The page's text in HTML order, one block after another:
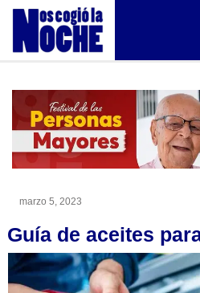
marzo 5, 2023
Guía de aceites